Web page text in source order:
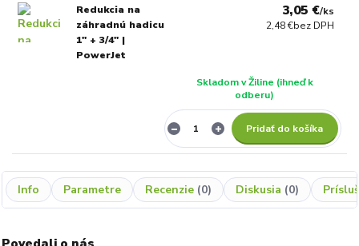
Redukcia na
záhradnú hadicu
1" + 3/4" |
PowerJet
3,05 €/ks
2,48 €bez DPH
Skladom v Žiline (ihneď k
odberu)
Pridať do košíka
Info Parametre Recenzie 0 Diskusia 0